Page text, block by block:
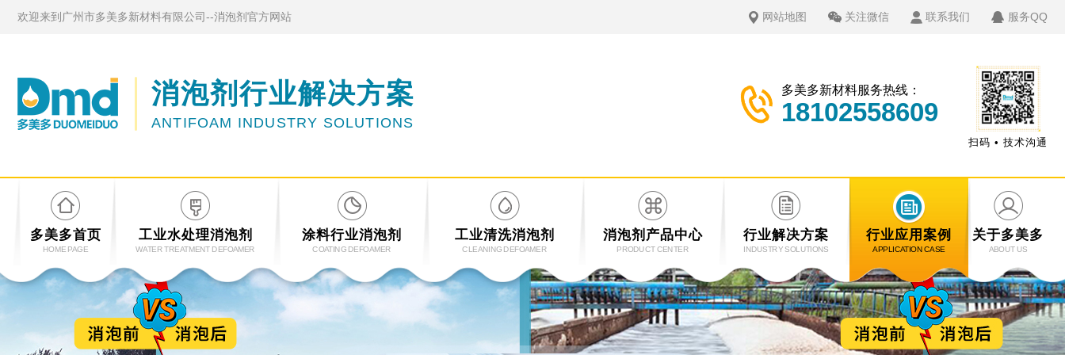
欢迎来到广州市多美多新材料有限公司--消泡剂官方网站 网站地图 关注微信 联系我们 服务QQ
消泡剂行业解决方案
ANTIFOAM INDUSTRY SOLUTIONS
多美多新材料服务热线：
18102558609
扫码 • 技术沟通
多美多首页
HOME PAGE
工业水处理消泡剂
WATER TREATMENT DEFOAMER
涂料行业消泡剂
COATING DEFOAMER
工业清洗消泡剂
CLEANING DEFOAMER
消泡剂产品中心
PRODUCT CENTER
行业解决方案
INDUSTRY SOLUTIONS
行业应用案例
APPLICATION CASE
关于多美多
ABOUT US